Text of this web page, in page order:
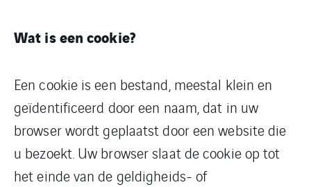
Wat is een cookie?
Een cookie is een bestand, meestal klein en
geïdentificeerd door een naam, dat in uw
browser wordt geplaatst door een website die
u bezoekt. Uw browser slaat de cookie op tot
het einde van de geldigheids- of